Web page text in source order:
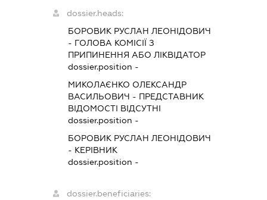
dossier.heads:
БОРОВИК РУСЛАН ЛЕОНІДОВИЧ
- ГОЛОВА КОМІСІЇ З
ПРИПИНЕННЯ АБО ЛІКВІДАТОР
dossier.position -
МИКОЛАЄНКО ОЛЕКСАНДР
ВАСИЛЬОВИЧ - ПРЕДСТАВНИК
ВІДОМОСТІ ВІДСУТНІ
dossier.position -
БОРОВИК РУСЛАН ЛЕОНІДОВИЧ
- КЕРІВНИК
dossier.position -
dossier.beneficiaries: